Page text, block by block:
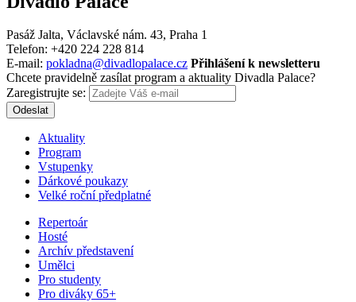
Pasáž Jalta, Václavské nám. 43, Praha 1
Telefon: +420 224 228 814
E-mail: pokladna@divadlopalace.cz Přihlášení k newsletteru
Chcete pravidelně zasílat program a aktuality Divadla Palace?
Zaregistrujte se:
Odeslat
Aktuality
Program
Vstupenky
Dárkové poukazy
Velké roční předplatné
Repertoár
Hosté
Archív představení
Umělci
Pro studenty
Pro diváky 65+